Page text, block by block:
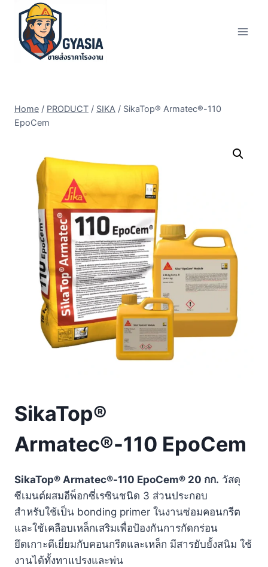
content
Home / PRODUCT / SIKA / SikaTop® Armatec®-110
EpoCem
SikaTop®
Armatec®-110 EpoCem
SikaTop® Armatec®-110 EpoCem® 20 กก. วัสดุ
ซีเมนต์ผสมอีพ็อกซี่เรซินชนิด 3 ส่วนประกอบ
สำหรับใช้เป็น bonding primer ในงานซ่อมคอนกรีต
และใช้เคลือบเหล็กเสริมเพื่อป้องกันการกัดกร่อน
ยึดเกาะดีเยี่ยมกับคอนกรีตและเหล็ก มีสารยับยั้งสนิม ใช้
งานได้ทั้งทาแปรงและพ่น